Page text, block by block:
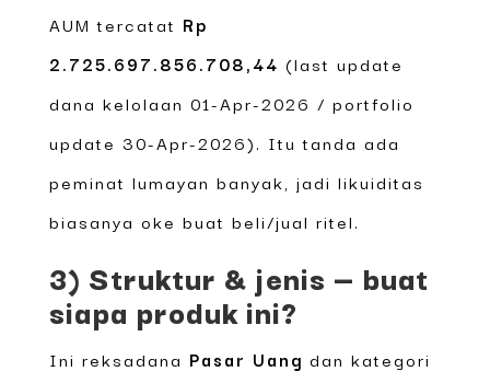
AUM tercatat Rp
2.725.697.856.708,44 (last update
dana kelolaan 01-Apr-2026 / portfolio
update 30-Apr-2026). Itu tanda ada
peminat lumayan banyak, jadi likuiditas
biasanya oke buat beli/jual ritel.
3) Struktur & jenis — buat
siapa produk ini?
Ini reksadana Pasar Uang dan kategori